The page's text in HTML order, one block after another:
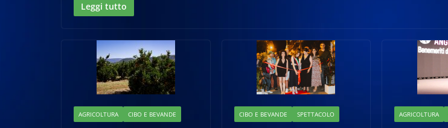
Leggi tutto
AGRICOLTURA CIBO E BEVANDE CIBO E BEVANDE SPETTACOLO AGRICOLTURA